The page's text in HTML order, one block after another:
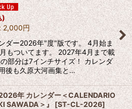
絞り込む
)
2,000円
ダー2026年"度"版です。 4月始ま
もついてます。 2027年4月まで載
部分は7インチサイズ！ カレンダ
後も久原大河画集と…
年 カレンダー＜CALENDARIO
SAWADA＞』[ST-CL-2026]